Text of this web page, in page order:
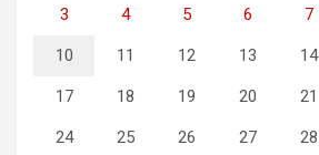
3 4 5 6 7
10 11 12 13 14
17 18 19 20 21
24 25 26 27 28